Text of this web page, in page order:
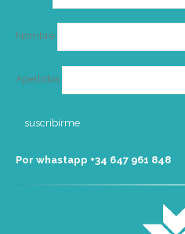
Nombre
Apellidos
Por whastapp +34 ‭647 961 848‬